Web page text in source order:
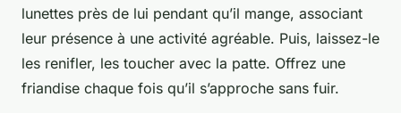
lunettes près de lui pendant qu’il mange, associant
leur présence à une activité agréable. Puis, laissez-le
les renifler, les toucher avec la patte. Offrez une
friandise chaque fois qu’il s’approche sans fuir.